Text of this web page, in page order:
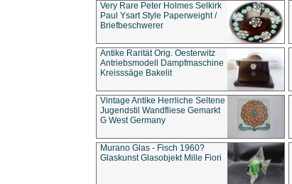
Very Rare Peter Holmes Selkirk
Paul Ysart Style Paperweight /
Briefbeschwerer
Antike Rarität Orig. Oesterwitz
Antriebsmodell Dampfmaschine
Kreisssäge Bakelit
Vintage Antike Herrliche Seltene
Jugendstil Wandfliese Gemarkt
G West Germany
Murano Glas - Fisch 1960?
Glaskunst Glasobjekt Mille Fiori